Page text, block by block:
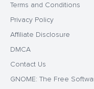
Terms and Conditions
Privacy Policy
Affiliate Disclosure
DMCA
Contact Us
GNOME: The Free